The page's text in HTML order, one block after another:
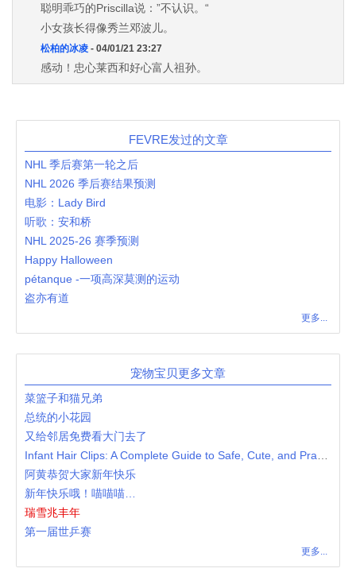
聪明乖巧的Priscilla说：”不认识。“
小女孩长得像秀兰邓波儿。
松柏的冰凌 - 04/01/21 23:27
感动！忠心莱西和好心富人祖孙。
FEVRE发过的文章
NHL 季后赛第一轮之后
NHL 2026 季后赛结果预测
电影：Lady Bird
听歌：安和桥
NHL 2025-26 赛季预测
Happy Halloween
pétanque -一项高深莫测的运动
盗亦有道
更多...
宠物宝贝更多文章
菜篮子和猫兄弟
总统的小花园
又给邻居免费看大门去了
Infant Hair Clips: A Complete Guide to Safe, Cute, and Practical Baby Hair Accessories
阿黄恭贺大家新年快乐
新年快乐哦！喵喵喵…
瑞雪兆丰年
第一届世乒赛
更多...